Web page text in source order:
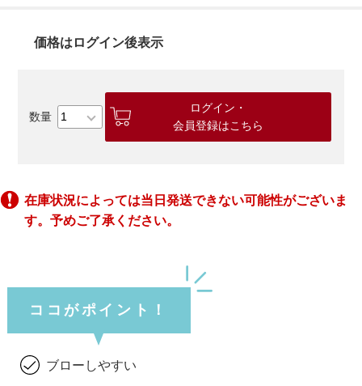
価格はログイン後表示
ログイン・
会員登録はこちら
在庫状況によっては当日発送できない可能性がございま
す。予めご了承ください。
ココがポイント！
ブローしやすい